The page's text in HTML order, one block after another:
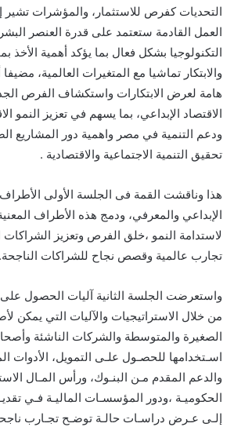
العمل القادمة ستعتمد على قدرة العنصر
التكنولوجيا بشكل فعال بما يؤكد أهمية الأخذ
والابتكار تماشيا مع المتغيرات العالمية،
هامة لعرض الابتكارات واستكشاف الفرص
الاقتصاد الإبداعي، بما يسهم في تعزيز النمو
ودعم التنمية في مصر واهمية دور المشاريع
تحقيق التنمية الاجتماعية والاقتصادية .
هذا وناقشت القمة فى الجلسة الأولى الأطراف
الإبداعي والمعرفي، ودمج هذه الأطراف
لاستدامة النمو ،خلق الفرص وتعزيز
تجارب عالمية وقصص نجاح للشراكات الناجحة.
واستعرضت الجلسة الثانية آليات الحصول على
من خلال الاستراتيجيات والآليات التي يمكن
الصغيرة والمتوسطة والشركات الناشئة
اسـتخدامها للحصـول علـى التمويل، الأدوات
والدعم المقدم مـن البنـوك، ورأس المـال
الحكوميـة ،ودور المؤسسـات الماليـة فـي
إلـى عـرض دراسـات حالـة توضـح تجـارب